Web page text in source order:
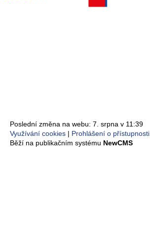
Poslední změna na webu: 7. srpna v 11:39
Využívání cookies
Prohlášení o přístupnosti
Běží na publikačním systému NewCMS